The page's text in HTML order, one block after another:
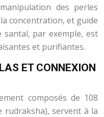
des perles
concentration, et guide
santal, par exemple, est
et purifiantes.
ET CONNEXION
composés de 108
rudraksha), servent à la